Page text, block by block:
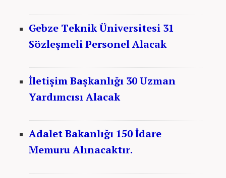
Gebze Teknik Üniversitesi 31
Sözleşmeli Personel Alacak
İletişim Başkanlığı 30 Uzman
Yardımcısı Alacak
Adalet Bakanlığı 150 İdare
Memuru Alınacaktır.